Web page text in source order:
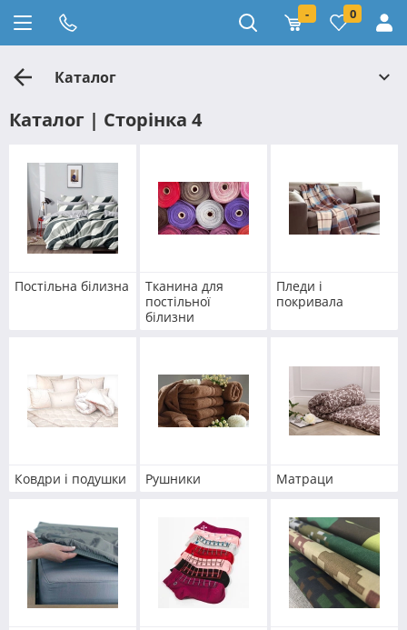
- 0
Каталог
Каталог | Сторінка 4
Постільна білизна
Тканина для
постільної
білизни
Пледи і
покривала
Ковдри і подушки Рушники Матраци